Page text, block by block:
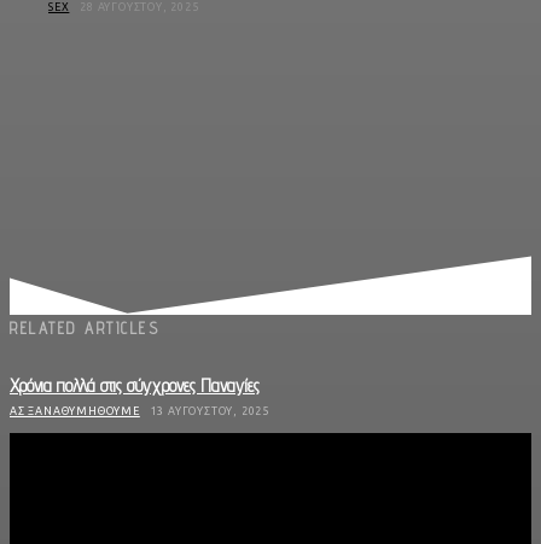
SEX 28 ΑΥΓΟΎΣΤΟΥ, 2025
RELATED ARTICLES
Χρόνια πολλά στις σύγχρονες Παναγίες
ΑΣ ΞΑΝΑΘΥΜΗΘΟΎΜΕ 13 ΑΥΓΟΎΣΤΟΥ, 2025